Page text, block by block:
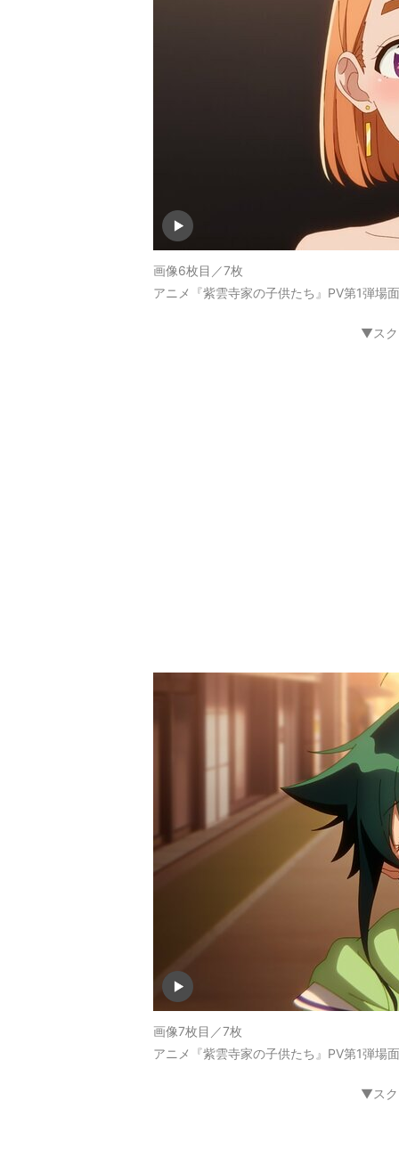
画像6枚目／7枚
アニメ『紫雲寺家の子供たち』PV第1弾場
▼スク
画像7枚目／7枚
アニメ『紫雲寺家の子供たち』PV第1弾場
▼スク